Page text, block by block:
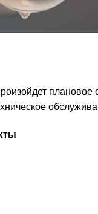
плановое